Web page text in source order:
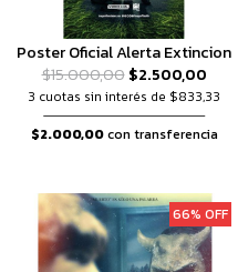
Poster Oficial Alerta Extincion
$15.000,00$2.500,00
3 cuotas sin interés de $833,33
$2.000,00con transferencia
66% OFF